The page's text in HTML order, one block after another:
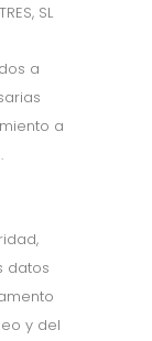
SL
a
a
datos
y del